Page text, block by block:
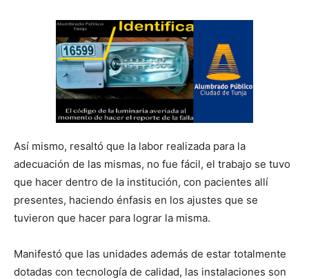
Así mismo, resaltó que la labor realizada para la
adecuación de las mismas, no fue fácil, el trabajo se tuvo
que hacer dentro de la institución, con pacientes allí
presentes, haciendo énfasis en los ajustes que se
tuvieron que hacer para lograr la misma.
Manifestó que las unidades además de estar totalmente
dotadas con tecnología de calidad, las instalaciones son